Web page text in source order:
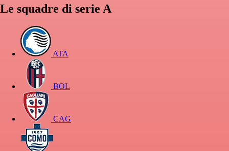
Le squadre di serie A
ATA
BOL
CAG